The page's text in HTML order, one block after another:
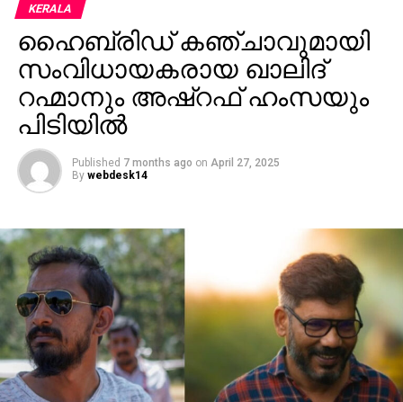
KERALA
ഹൈബ്രിഡ് കഞ്ചാവുമായി
സംവിധായകരായ ഖാലിദ്
റഹ്മാനും അഷ്റഫ് ഹംസയും
പിടിയില്‍
Published 7 months ago on April 27, 2025
By webdesk14